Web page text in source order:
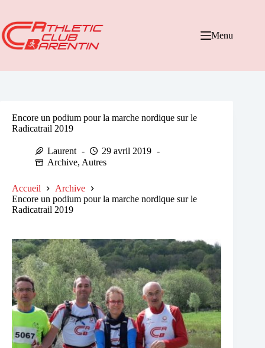
contenu
Menu
Encore un podium pour la marche nordique sur le
Radicatrail 2019
Laurent
29 avril 2019
Archive, Autres
Accueil
Archive
Encore un podium pour la marche nordique sur le
Radicatrail 2019